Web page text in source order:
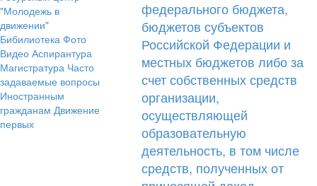
"Молодежь в
движении"
Бибилиотека Фото
Видео Аспирантура
Магистратура Часто
задаваемые вопросы
Иностранным
гражданам Движение
первых
федерального бюджета,
бюджетов субъектов
Российской Федерации и
местных бюджетов либо за
счет собственных средств
организации,
осуществляющей
образовательную
деятельность, в том числе
средств, полученных от